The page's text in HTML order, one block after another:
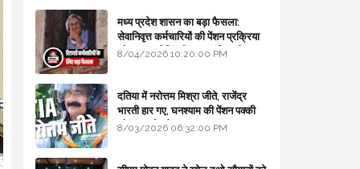
मध्य प्रदेश शासन का बड़ा फैसला:
सेवानिवृत्त कर्मचारियों की पेंशन प्रक्रिया
और बजट कोडिंग में हुए क्रांतिकारी
8/04/2026 10:20:00 PM
दतिया में नरोत्तम मिश्रा जीते, राजेंद्र
भारती हार गए, घनश्याम की पेंशन पक्की
और आशुतोष बैक टू...
8/03/2026 06:32:00 PM